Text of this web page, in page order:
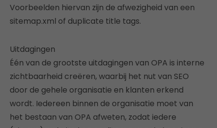
Voorbeelden hiervan zijn de afwezigheid van een
sitemap.xml of duplicate title tags.
Uitdagingen
Één van de grootste uitdagingen van OPA is interne
zichtbaarheid creëren, waarbij het nut van SEO
door de gehele organisatie en klanten erkend
wordt. Iedereen binnen de organisatie moet van
het bestaan van OPA afweten, zodat iedere